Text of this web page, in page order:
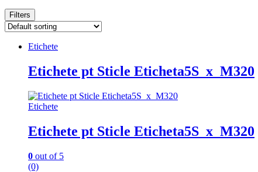
Filters
Etichete
Etichete pt Sticle Eticheta5S_x_M320
Etichete
Etichete pt Sticle Eticheta5S_x_M320
0 out of 5
(0)